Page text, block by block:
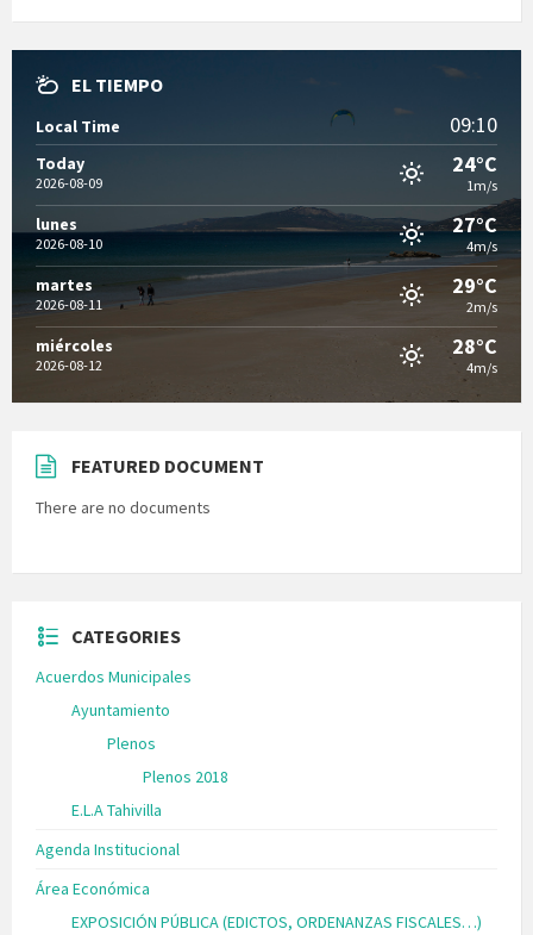
EL TIEMPO
Local Time 09:10
Today
2026-08-09
24°C
1m/s
lunes
2026-08-10
27°C
4m/s
martes
2026-08-11
29°C
2m/s
miércoles
2026-08-12
28°C
4m/s
FEATURED DOCUMENT
There are no documents
CATEGORIES
Acuerdos Municipales
Ayuntamiento
Plenos
Plenos 2018
E.L.A Tahivilla
Agenda Institucional
Área Económica
EXPOSICIÓN PÚBLICA (EDICTOS, ORDENANZAS FISCALES…)